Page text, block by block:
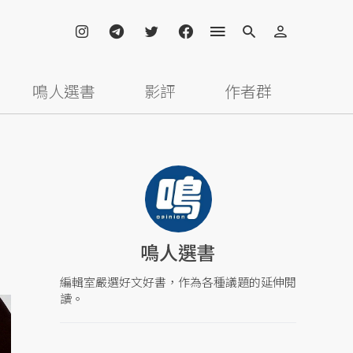
鳴人選書 影評 作者群
鳴人選書
編輯室嚴選好文好書，作為各種議題的延伸閱
讀。